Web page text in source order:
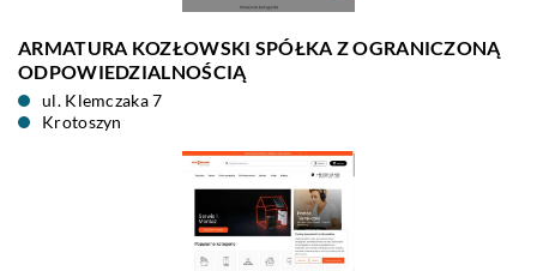
ARMATURA KOZŁOWSKI SPÓŁKA Z OGRANICZONĄ
ODPOWIEDZIALNOŚCIĄ
ul. Klemczaka 7
Krotoszyn